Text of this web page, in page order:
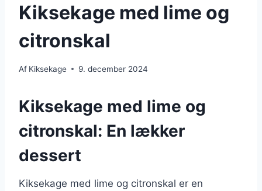
Kiksekage med lime og
citronskal
Af Kiksekage 9. december 2024
Kiksekage med lime og
citronskal: En lækker
dessert
Kiksekage med lime og citronskal er en